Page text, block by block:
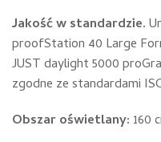
Jakość w standardzie.
proofStation 40 Large
JUST daylight 5000
zgodne ze standardami
Obszar oświetlany: 160